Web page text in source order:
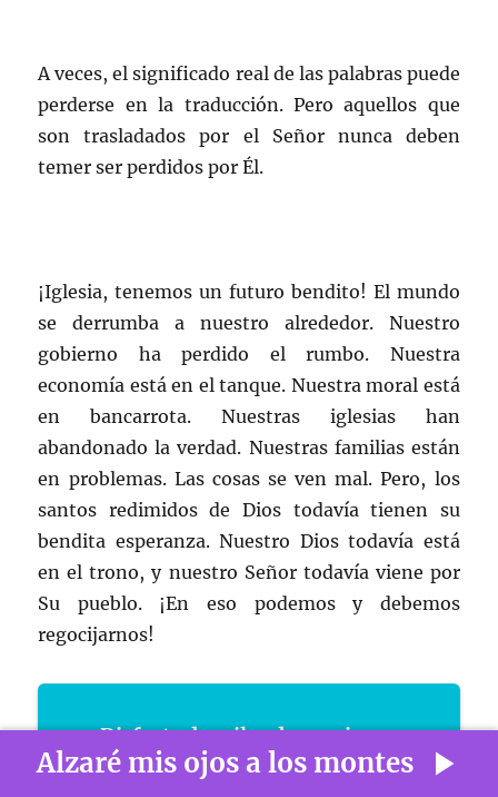
A veces, el significado real de las palabras puede
perderse en la traducción. Pero aquellos que
son trasladados por el Señor nunca deben
temer ser perdidos por Él.
¡Iglesia, tenemos un futuro bendito! El mundo
se derrumba a nuestro alrededor. Nuestro
gobierno ha perdido el rumbo. Nuestra
economía está en el tanque. Nuestra moral está
en bancarrota. Nuestras iglesias han
abandonado la verdad. Nuestras familias están
en problemas. Las cosas se ven mal. Pero, los
santos redimidos de Dios todavía tienen su
bendita esperanza. Nuestro Dios todavía está
en el trono, y nuestro Señor todavía viene por
Su pueblo. ¡En eso podemos y debemos
regocijarnos!
Disfruta de miles de canciones
cristianas en exclusiva sólo en Bibles
Alzaré mis ojos a los montes